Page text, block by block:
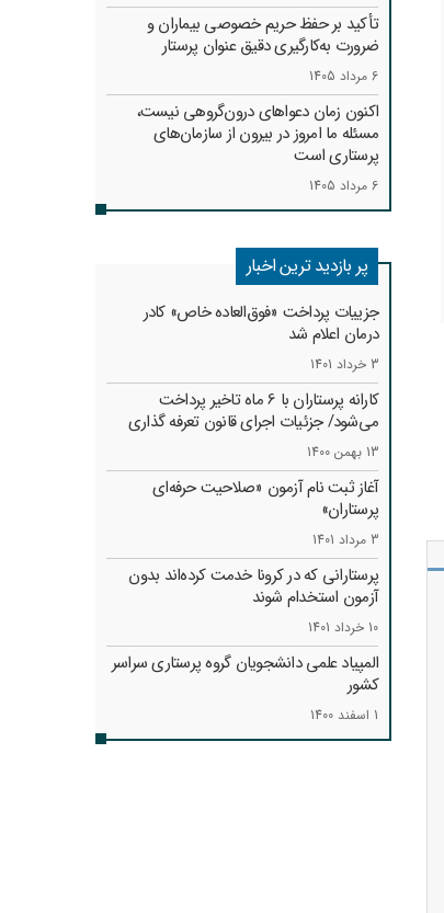
تأکید بر حفظ حریم خصوصی بیماران و
ضرورت به‌کارگیری دقیق عنوان پرستار
6 مرداد 1405
اکنون زمان دعواهای درون‌گروهی نیست،
مسئله ما امروز در بیرون از سازمان‌های
پرستاری است
6 مرداد 1405
پر بازدید ترین اخبار
جزییات پرداخت «فوق‌العاده خاص» کادر
درمان اعلام شد
3 خرداد 1401
کارانه‌ پرستاران با 6 ماه تاخیر پرداخت
می‌شود/ جزئیات اجرای قانون تعرفه گذاری
13 بهمن 1400
آغاز ثبت نام آزمون «صلاحیت حرفه‌ای
پرستاران»
3 مرداد 1401
پرستارانی که در کرونا خدمت کرد‌ه‌اند بدون
آزمون استخدام شوند
10 خرداد 1401
المپیاد علمی دانشجویان گروه پرستاری سراسر
کشور
1 اسفند 1400